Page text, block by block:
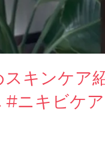
スキンケア
ニキビケ